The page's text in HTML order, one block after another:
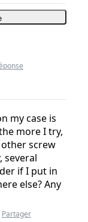
my case is
more I try,
screw
several
if I put in
else? Any
Partager